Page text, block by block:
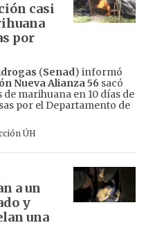
casi
por
(Senad) informó
Nueva Alianza 56 sacó
marihuana en 10 días de
por el Departamento de
ÚH
a un
y
una